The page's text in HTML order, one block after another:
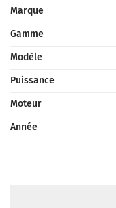
Marque
Gamme
Modèle
Puissance
Moteur
Année